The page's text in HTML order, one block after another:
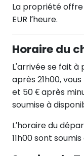
La propriété
EUR l’heure.
Horaire du
L'arrivée se fait à
après 21h00,
et 50 € après
soumise à
L’horaire du
11h00 sont